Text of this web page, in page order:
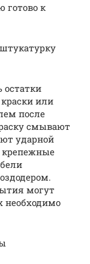
готово к
или
после
смывают
ударной
крепежные
могут
необходимо